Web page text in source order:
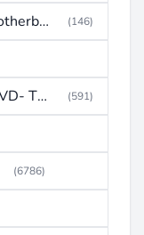
Tarjeta madre de PC - ( Motherboard ) (146)
Televideo (TV-VCR. TV-DVD- TV-DVD-VCR) (591)
(6786)